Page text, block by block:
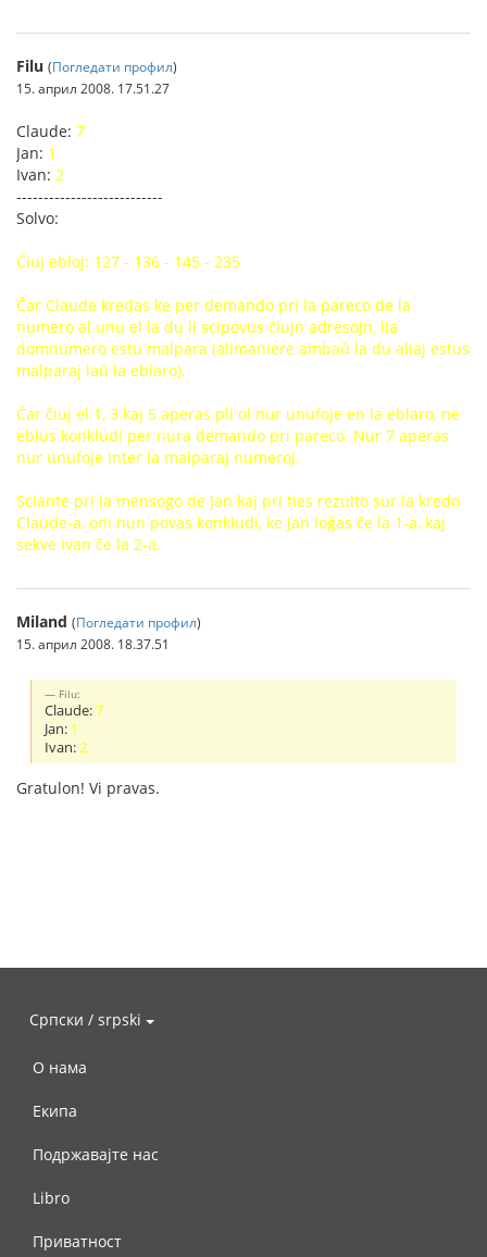
Filu (Погледати профил)
15. април 2008. 17.51.27
Claude: 7
Jan: 1
Ivan: 2
---------------------------
Solvo:
Ĉiuj ebloj: 127 - 136 - 145 - 235
Ĉar Claude kredas ke per demando pri la pareco de la
numero al unu el la du li scipovus ĉiujn adresojn, lia
domnumero estu malpara (alimaniere ambaŭ la du aliaj estus
malparaj laŭ la eblaro).
Ĉar ĉiuj el 1, 3 kaj 5 aperas pli ol nur unufoje en la eblaro, ne
eblus konkludi per nura demando pri pareco. Nur 7 aperas
nur unufoje inter la malparaj numeroj.
Sciante pri la mensogo de Jan kaj pri ties rezulto sur la kredo
Claude-a, oni nun povas konkludi, ke Jan loĝas ĉe la 1-a, kaj
sekve Ivan ĉe la 2-a.
Miland (Погледати профил)
15. април 2008. 18.37.51
Filu:
Claude:7
Jan: 1
Ivan:2
Gratulon! Vi pravas.
Српски / srpski
О нама
Екипа
Подржавајте нас
Libro
Приватност